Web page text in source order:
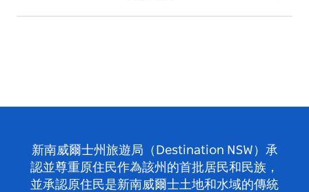
新南威爾士州旅遊局（Destination NSW）承
認並尊重原住民作為該州的首批居民和民族，
並承認原住民是新南威爾士土地和水域的傳統